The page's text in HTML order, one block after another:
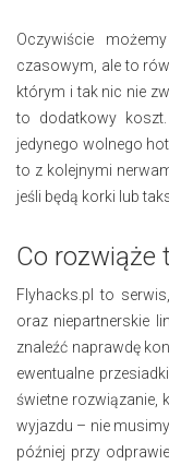
Oczywiście
czasowym, ale to
którym i tak nic nie
to dodatkowy
jedynego wolnego
to z kolejnymi
jeśli będą korki lub
Co rozwiąże
Flyhacks.pl to
oraz niepartnerskie
znaleźć naprawdę
ewentualne
świetne rozwiązanie,
wyjazdu – nie
później przy